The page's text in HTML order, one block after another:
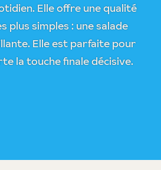
Elle offre une qualité
plus simples : une salade
Elle est parfaite pour
la touche finale décisive.